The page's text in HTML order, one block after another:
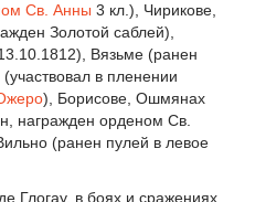
Св. Анны 3 кл.), Чирикове,
Золотой саблей),
Вязьме (ранен
в пленении
), Борисове, Ошмянах
награжден орденом Св.
(ранен пулей в левое
Глогау, в боях и сражениях